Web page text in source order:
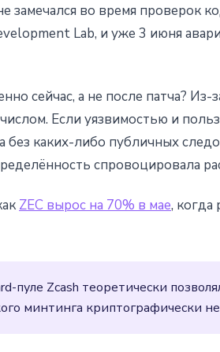
замечался во время проверок
Lab, и уже 3 июня
сейчас, а не после патча?
Если уязвимостью и
без каких-либо публичных
спровоцировала
ZEC вырос на 70% в мае,
пуле Zcash теоретически
минтинга криптографически